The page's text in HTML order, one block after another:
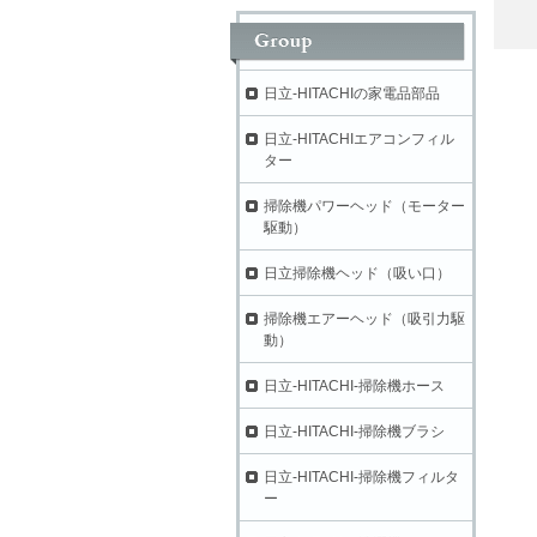
日立-HITACHIの家電品部品
日立-HITACHIエアコンフィル
ター
掃除機パワーヘッド（モーター
駆動）
日立掃除機ヘッド（吸い口）
掃除機エアーヘッド（吸引力駆
動）
日立-HITACHI-掃除機ホース
日立-HITACHI-掃除機ブラシ
日立-HITACHI-掃除機フィルタ
ー